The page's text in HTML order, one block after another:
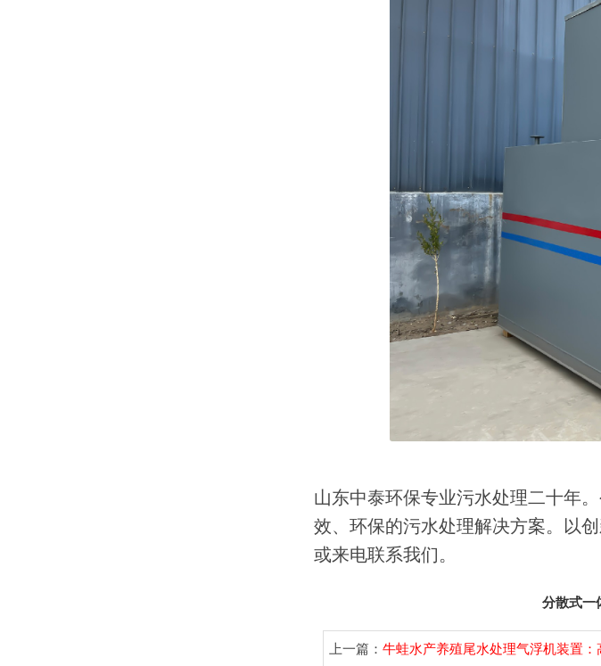
山东中泰环保专业污水处理二十年
效、环保的污水处理解决方案。以
或来电联系我们。
分散式一
上一篇：牛蛙水产养殖尾水处理气浮机装置